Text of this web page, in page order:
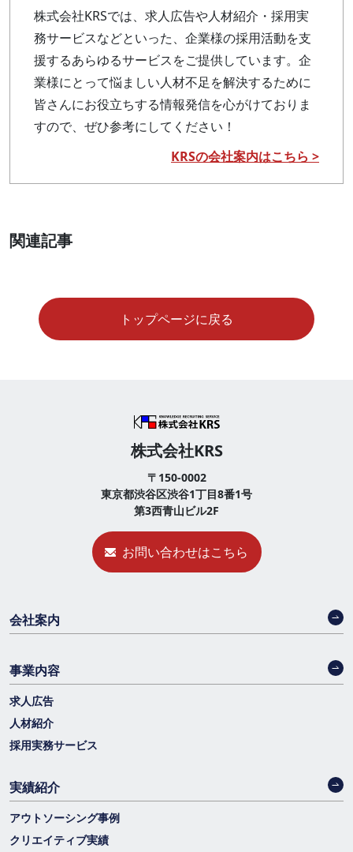
株式会社KRSでは、求人広告や人材紹介・採用実
務サービスなどといった、企業様の採用活動を支
援するあらゆるサービスをご提供しています。企
業様にとって悩ましい人材不足を解決するために
皆さんにお役立ちする情報発信を心がけておりま
すので、ぜひ参考にしてください！
KRSの会社案内はこちら >
関連記事
トップページに戻る
株式会社KRS
〒150-0002
東京都渋谷区渋谷1丁目8番1号
第3西青山ビル2F
お問い合わせはこちら
会社案内
事業内容
求人広告
人材紹介
採用実務サービス
実績紹介
アウトソーシング事例
クリエイティブ実績